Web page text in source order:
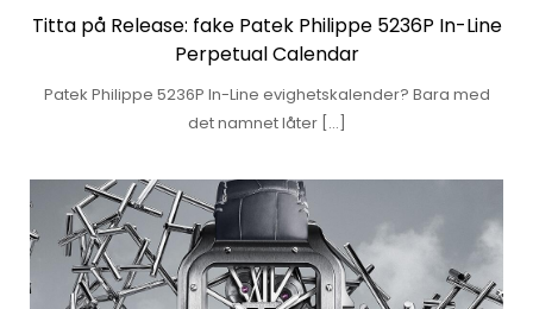
Titta på Release: fake Patek Philippe 5236P In-Line
Perpetual Calendar
Patek Philippe 5236P In-Line evighetskalender? Bara med
det namnet låter […]